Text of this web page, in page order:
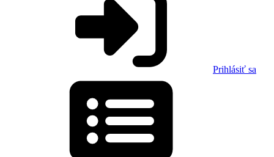
Prihlásiť sa